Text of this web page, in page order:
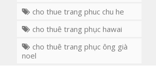
cho thue trang phuc chu he
cho thuê trang phục hawai
cho thuê trang phục ông già
noel